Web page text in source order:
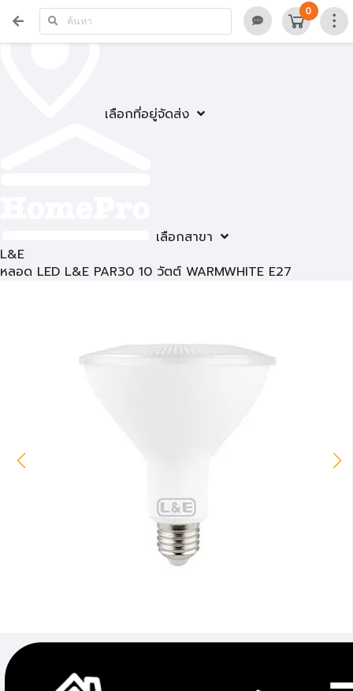
เลือกที่อยู่จัดส่ง
เลือกสาขา
0
L&E
หลอด LED L&E PAR30 10 วัตต์ WARMWHITE E27